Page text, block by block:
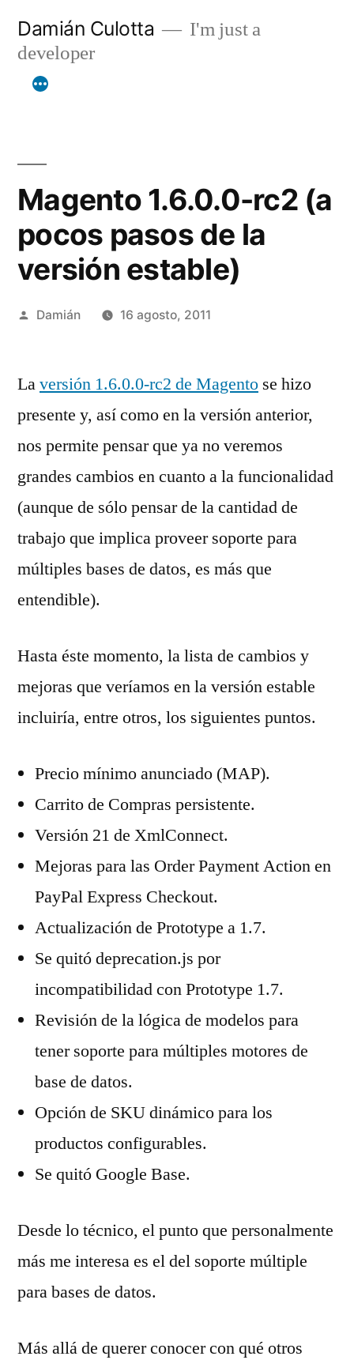
contenido
Damián Culotta
I'm just a
developer
Magento 1.6.0.0-rc2 (a
pocos pasos de la
versión estable)
Publicado
Damián 16 agosto, 2011
Laversión 1.6.0.0-rc2 de Magento se hizo
presente y, así como en la versión anterior,
nos permite pensar que ya no veremos
grandes cambios en cuanto a la funcionalidad
(aunque de sólo pensar de la cantidad de
trabajo que implica proveer soporte para
múltiples bases de datos, es más que
entendible).
Hasta éste momento, la lista de cambios y
mejoras que veríamos en la versión estable
incluiría, entre otros, los siguientes puntos.
Precio mínimo anunciado (MAP).
Carrito de Compras persistente.
Versión 21 de XmlConnect.
Mejoras para las Order Payment Action en
PayPal Express Checkout.
Actualización de Prototype a 1.7.
Se quitó deprecation.js por
incompatibilidad con Prototype 1.7.
Revisión de la lógica de modelos para
tener soporte para múltiples motores de
base de datos.
Opción de SKU dinámico para los
productos configurables.
Se quitó Google Base.
Desde lo técnico, el punto que personalmente
más me interesa es el del soporte múltiple
para bases de datos.
Más allá de querer conocer con qué otros